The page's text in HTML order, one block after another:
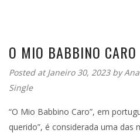
O MIO BABBINO CARO
Posted at Janeiro 30, 2023 by
Single
“O Mio Babbino Caro”, em
querido”, é considerada uma das